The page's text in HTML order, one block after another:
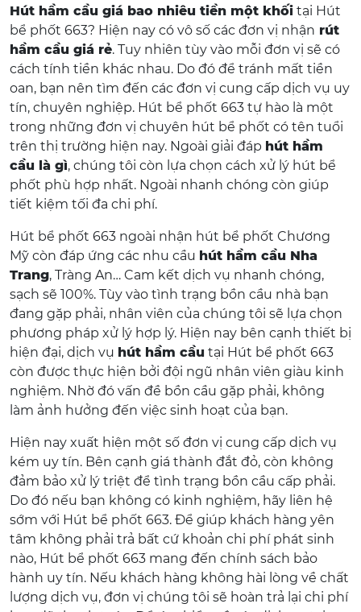
Hút hầm cầu giá bao nhiêu tiền một khối tại Hút
bể phốt 663? Hiện nay có vô số các đơn vị nhận rút
hầm cầu giá rẻ. Tuy nhiên tùy vào mỗi đơn vị sẽ có
cách tính tiền khác nhau. Do đó để tránh mất tiền
oan, bạn nên tìm đến các đơn vị cung cấp dịch vụ uy
tín, chuyên nghiệp. Hút bể phốt 663 tự hào là một
trong những đơn vị chuyên hút bể phốt có tên tuổi
trên thị trường hiện nay. Ngoài giải đáp hút hầm
cầu là gì, chúng tôi còn lựa chọn cách xử lý hút bể
phốt phù hợp nhất. Ngoài nhanh chóng còn giúp
tiết kiệm tối đa chi phí.
Hút bể phốt 663 ngoài nhận hút bể phốt Chương
Mỹ còn đáp ứng các nhu cầu hút hầm cầu Nha
Trang, Tràng An… Cam kết dịch vụ nhanh chóng,
sạch sẽ 100%. Tùy vào tình trạng bồn cầu nhà bạn
đang gặp phải, nhân viên của chúng tôi sẽ lựa chọn
phương pháp xử lý hợp lý. Hiện nay bên cạnh thiết bị
hiện đại, dịch vụ hút hầm cầu tại Hút bể phốt 663
còn được thực hiện bởi đội ngũ nhân viên giàu kinh
nghiệm. Nhờ đó vấn đề bồn cầu gặp phải, không
làm ảnh hưởng đến việc sinh hoạt của bạn.
Hiện nay xuất hiện một số đơn vị cung cấp dịch vụ
kém uy tín. Bên cạnh giá thành đắt đỏ, còn không
đảm bảo xử lý triệt để tình trạng bồn cầu cấp phải.
Do đó nếu bạn không có kinh nghiệm, hãy liên hệ
sớm với Hút bể phốt 663. Để giúp khách hàng yên
tâm không phải trả bất cứ khoản chi phí phát sinh
nào, Hút bể phốt 663 mang đến chính sách bảo
hành uy tín. Nếu khách hàng không hài lòng về chất
lượng dịch vụ, đơn vị chúng tôi sẽ hoàn trả lại chi phí